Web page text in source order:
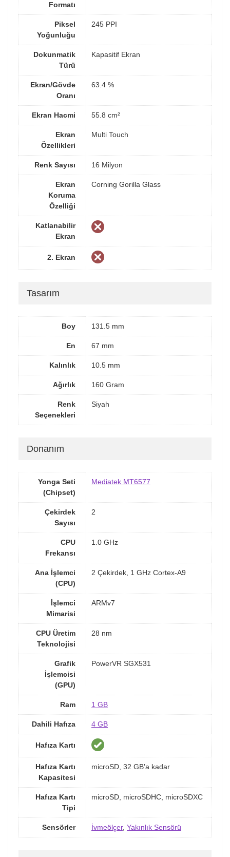
Formatı
Piksel
Yoğunluğu
245 PPI
Dokunmatik
Türü
Kapasitif Ekran
Ekran/Gövde
Oranı
63.4 %
Ekran Hacmi 55.8 cm²
Ekran
Özellikleri
Multi Touch
Renk Sayısı 16 Milyon
Ekran
Koruma
Özelliği
Corning Gorilla Glass
Katlanabilir
Ekran
2. Ekran
Tasarım
Boy 131.5 mm
En 67 mm
Kalınlık 10.5 mm
Ağırlık 160 Gram
Renk
Seçenekleri
Siyah
Donanım
Yonga Seti
(Chipset)
Mediatek MT6577
Çekirdek
Sayısı
2
CPU
Frekansı
1.0 GHz
Ana İşlemci
(CPU)
2 Çekirdek, 1 GHz Cortex-A9
İşlemci
Mimarisi
ARMv7
CPU Üretim
Teknolojisi
28 nm
Grafik
İşlemcisi
(GPU)
PowerVR SGX531
Ram 1 GB
Dahili Hafıza 4 GB
Hafıza Kartı
Hafıza Kartı
Kapasitesi
microSD, 32 GB'a kadar
Hafıza Kartı
Tipi
microSD, microSDHC, microSDXC
Sensörler İvmeölçer, Yakınlık Sensörü